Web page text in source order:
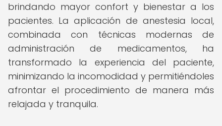
brindando mayor confort y bienestar a los
pacientes. La aplicación de anestesia local,
combinada con técnicas modernas de
administración de medicamentos, ha
transformado la experiencia del paciente,
minimizando la incomodidad y permitiéndoles
afrontar el procedimiento de manera más
relajada y tranquila.